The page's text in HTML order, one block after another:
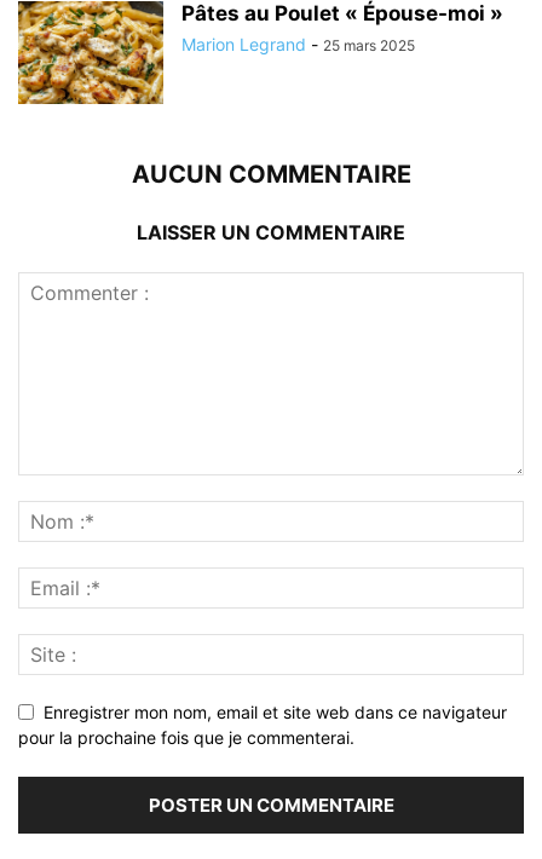
Pâtes au Poulet « Épouse-moi »
Marion Legrand - 25 mars 2025
AUCUN COMMENTAIRE
LAISSER UN COMMENTAIRE
Enregistrer mon nom, email et site web dans ce navigateur
pour la prochaine fois que je commenterai.